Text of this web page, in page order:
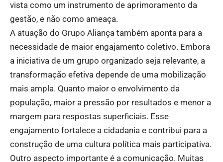
vista como um instrumento de aprimoramento da
gestão, e não como ameaça.
A atuação do Grupo Aliança também aponta para a
necessidade de maior engajamento coletivo. Embora
a iniciativa de um grupo organizado seja relevante, a
transformação efetiva depende de uma mobilização
mais ampla. Quanto maior o envolvimento da
população, maior a pressão por resultados e menor a
margem para respostas superficiais. Esse
engajamento fortalece a cidadania e contribui para a
construção de uma cultura política mais participativa.
Outro aspecto importante é a comunicação. Muitas